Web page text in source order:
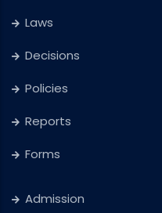
Laws
Decisions
Policies
Reports
Forms
Admission